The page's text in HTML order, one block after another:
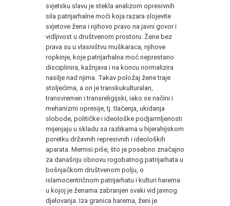
svjetsku slavu je stekla analizom opresivnih
sila patrijarhalne moći koja razara slojevite
svjetove žena i njihovo pravo na javni govor i
vidljivost u društvenom prostoru. Žene bez
prava su u vlasništvu muškaraca, njihove
ropkinje, koje patrijarhalna moć neprestano
disciplinira, kažnjava i na koncu normalizira
nasilje nad njima. Takav položaj žene traje
stoljećima, a on je transkukulturalan,
transvremen i transreligijski, iako se načini i
mehanizmi opresije, tj. tlačenja, ukidanja
slobode, političke i ideološke podjarmljenosti
mijenjaju u skladu sa razlikama u hijerahijskom
poretku državnih represivnih i ideoloških
aparata. Mernisi piše, što je posebno značajno
za današnju obnovu rogobatnog patrijarhata u
bošnjačkom društvenom polju, o
islamocentričnom patrijarhatu i kulturi harema
u kojoj je ženama zabranjen svaki vid javnog
djelovanja. Iza granica harema, ženi je